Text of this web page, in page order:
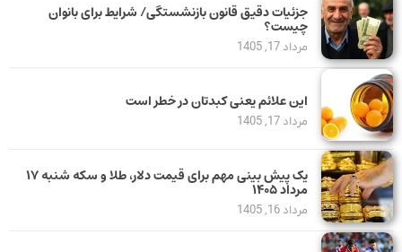
جزئیات دقیق قانون بازنشستگی/ شرایط برای بانوان
چیست؟
مرداد 17, 1405
این علائم یعنی کبدتان در خطر است
مرداد 17, 1405
یک پیش ‌بینی مهم برای قیمت دلار، طلا و سکه شنبه ۱۷
مرداد ۱۴۰۵
مرداد 16, 1405